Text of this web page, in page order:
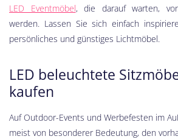
LED Eventmöbel, die darauf warten,
werden. Lassen Sie sich einfach
persönliches und günstiges Lichtmöbel.
LED beleuchtete
kaufen
Auf Outdoor-Events und Werbefesten im
meist von besonderer Bedeutung, den